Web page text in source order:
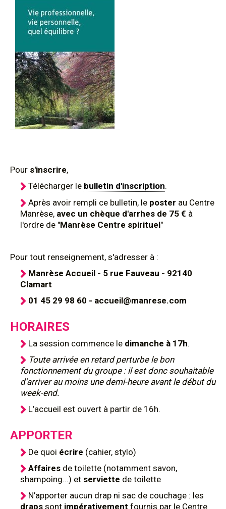
Pour s'inscrire,
Télécharger le bulletin d'inscription.
Après avoir rempli ce bulletin, le poster au Centre
Manrèse, avec un chèque d'arrhes de 75 € à
l'ordre de "Manrèse Centre spirituel"
Pour tout renseignement, s'adresser à :
Manrèse Accueil - 5 rue Fauveau - 92140
Clamart
01 45 29 98 60 - accueil@manrese.com
HORAIRES
La session commence le dimanche à 17h.
Toute arrivée en retard perturbe le bon
fonctionnement du groupe : il est donc souhaitable
d'arriver au moins une demi-heure avant le début du
week-end.
L’accueil est ouvert à partir de 16h.
APPORTER
De quoi écrire (cahier, stylo)
Affaires de toilette (notamment savon,
shampoing...) et serviette de toilette
N’apporter aucun drap ni sac de couchage : les
draps sont impérativement fournis par le Centre